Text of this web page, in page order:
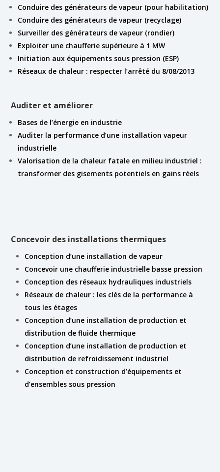
Conduire des générateurs de vapeur (pour habilitation)
Conduire des générateurs de vapeur (recyclage)
Surveiller des générateurs de vapeur (rondier)
Exploiter une chaufferie supérieure à 1 MW
Initiation aux équipements sous pression (ESP)
Réseaux de chaleur : respecter l’arrêté du 8/08/2013
Auditer et améliorer
Bases de l’énergie en industrie
Auditer la performance d’une installation vapeur
industrielle
Valorisation de la chaleur fatale en milieu industriel :
transformer des gisements potentiels en gains réels
Concevoir des installations thermiques
Conception d’une installation de vapeur
Concevoir une chaufferie industrielle basse pression
Conception des réseaux hydrauliques industriels
Réseaux de chaleur : les clés de la performance à
tous les étages
Conception d’une installation de production et
distribution de fluide thermique
Conception d’une installation de production et
distribution de refroidissement industriel
Conception et construction d’équipements et
d’ensembles sous pression